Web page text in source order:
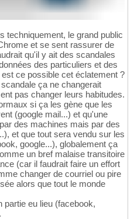
techniquement, le grand public
et se sent rassurer de
qu'il y ait des scandales
des particuliers et des
ce possible cet éclatement ?
ça ne changerait
pas changer leurs habitudes.
si ça les gène que les
(google mail...) et qu'une
des machines mais par des
et que tout sera vendu sur les
google...), globalement ça
un bref malaise transitoire
(car il faudrait faire un effort
changer de courriel ou pire
alors que tout le monde
partie eu lieu (facebook,